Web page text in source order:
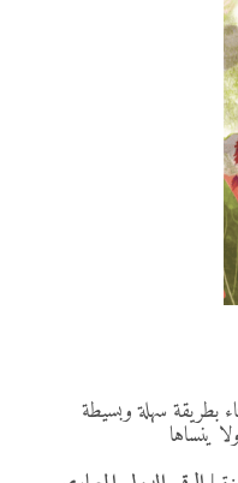
بطريقة سهلة وبسيطة
ينساها